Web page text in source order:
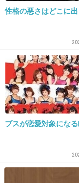
サプリで痩せる
24. 匿名2026/06/03(水) 16:51:24
>>4
利尿作用があるから
性格の悪さはどこに出
ブスが恋愛対象になる